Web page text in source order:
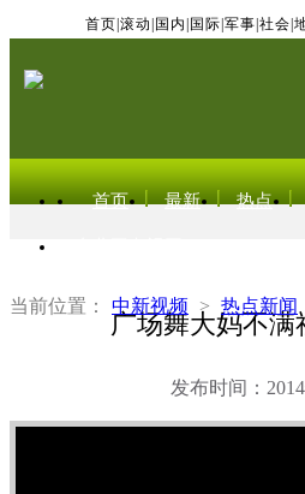
首页 滚动 国内 国际 军事 社会
首页 最新 热点
当前位置： 中新视频 > 热点新闻
广场舞大妈不
发布时间：